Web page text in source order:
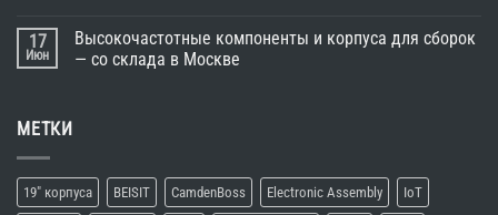
17
Июн
Высокочастотные компоненты и корпуса для сборок
— со склада в Москве
МЕТКИ
19" корпуса BEISIT CamdenBoss Electronic Assembly IoT